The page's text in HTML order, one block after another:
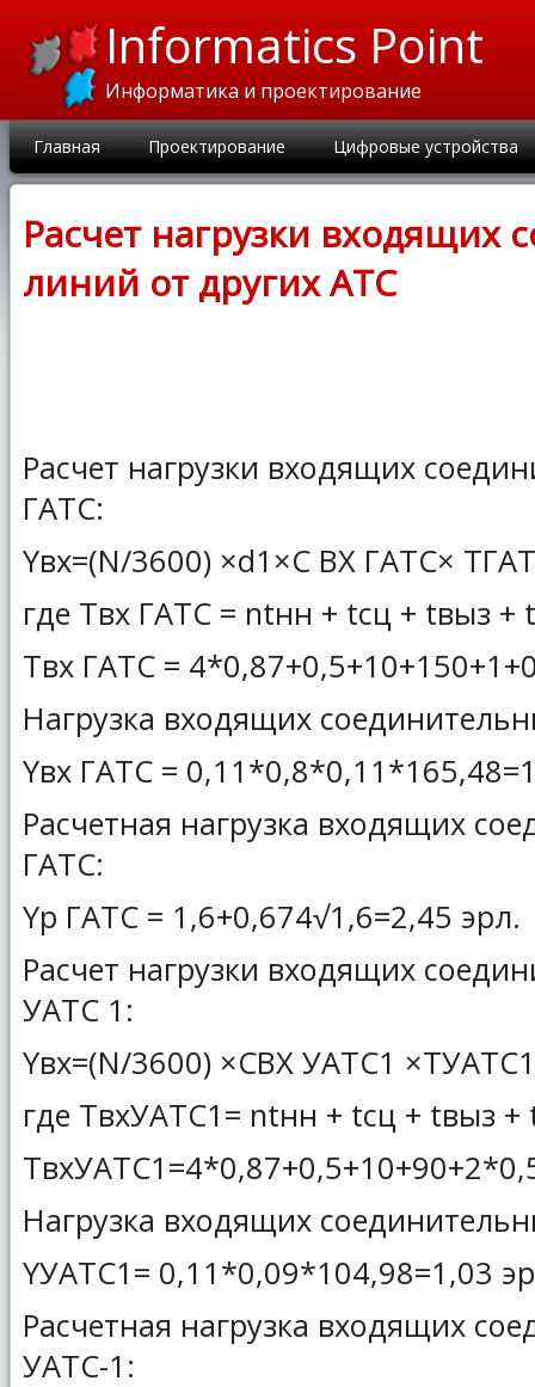
Informatics Point
Информатика и проектирование
Главная Проектирование Цифровые устройства
Расчет нагрузки входящих
линий от других АТС
Расчет нагрузки входящих
ГАТС:
Yвх=(N/3600) ×d1×C ВХ ГАТС×
где Tвх ГАТС = ntнн + tсц + tвыз
Tвх ГАТС =
Нагрузка входящих
Yвх ГАТС =
Расчетная нагрузка входящих
ГАТС:
Yр ГАТС = 1,6+0,674√1,6=2,45 эрл.
Расчет нагрузки входящих
УАТС 1:
Yвх=(N/3600) ×CВХ УАТС1
где ТвхУАТС1= ntнн + tсц + tвыз
Нагрузка входящих
YУАТС1= 0,11*0,09*104,98=1,03
Расчетная нагрузка входящих
УАТС-1: